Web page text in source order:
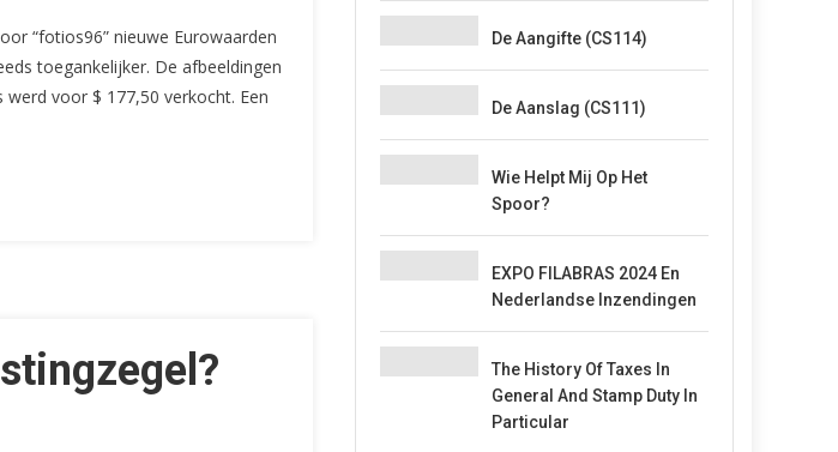
“fotios96” nieuwe Eurowaarden
toegankelijker. De afbeeldingen
voor $ 177,50 verkocht. Een
De Aangifte (CS114)
De Aanslag (CS111)
Wie Helpt Mij Op Het
Spoor?
EXPO FILABRAS 2024 En
Nederlandse Inzendingen
The History Of Taxes In
General And Stamp Duty In
Particular